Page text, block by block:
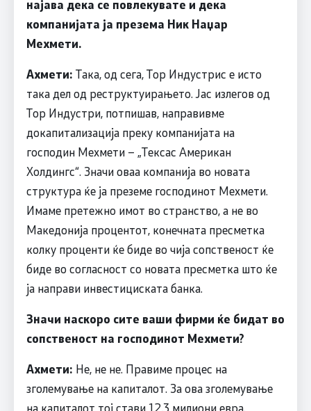
најава дека се повлекувате и дека
компанијата ја презема Ник Наџар
Мехмети.
Ахмети: Така, од сега, Тор Индустрис е исто
така дел од реструктуирањето. Јас излегов од
Тор Индустри, потпишав, направивме
докапитализација преку компанијата на
господин Мехмети – „Тексас Американ
Холдингс“. Значи оваа компанија во новата
структура ќе ја преземе господинот Мехмети.
Имаме претежно имот во странство, а не во
Македонија процентот, конечната пресметка
колку проценти ќе биде во чија сопственост ќе
биде во согласност со новата пресметка што ќе
ја направи инвестициската банка.
Значи наскоро сите ваши фирми ќе бидат во
сопственост на господинот Мехмети?
Ахмети: Не, не не. Правиме процес на
зголемување на капиталот. За ова зголемување
на капиталот тој стави 12,3 милиони евра.